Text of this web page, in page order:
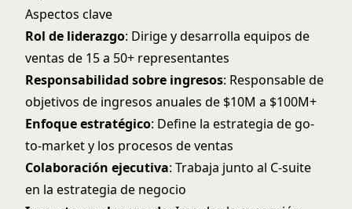
Aspectos clave
Rol de liderazgo: Dirige y desarrolla equipos de
ventas de 15 a 50+ representantes
Responsabilidad sobre ingresos: Responsable de
objetivos de ingresos anuales de $10M a $100M+
Enfoque estratégico: Define la estrategia de go-
to-market y los procesos de ventas
Colaboración ejecutiva: Trabaja junto al C-suite
en la estrategia de negocio